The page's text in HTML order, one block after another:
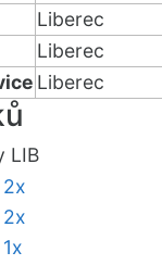
Liberec
Liberec
Liberec
LIB
2x
2x
1x